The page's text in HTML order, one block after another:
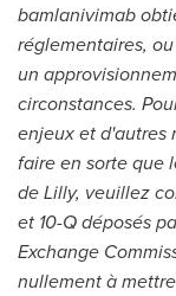
bamlanivimab
réglementaires,
un
circonstances.
enjeux et d'autres
faire en sorte que
de Lilly, veuillez
et 10-Q déposés
Exchange
nullement à